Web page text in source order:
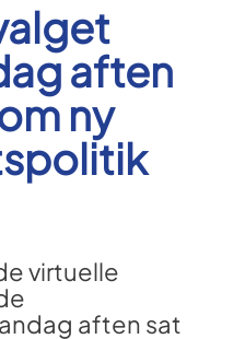
aften
ny
virtuelle
aften sat